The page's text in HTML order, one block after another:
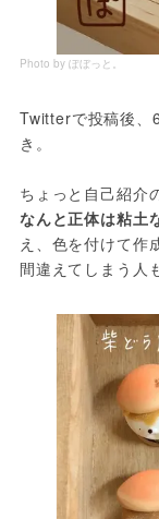
Photo by ぽぼっと。
Twitterで投稿後、
き。
ちょっと自己紹介
なんと正体は粘土
え、色を付けて作
間違えてしまう人